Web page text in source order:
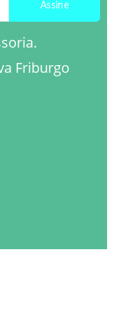
Assine
Friburgo